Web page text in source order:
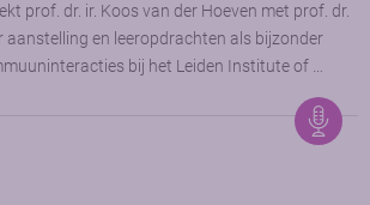
prof. dr. ir. Koos van der Hoeven met prof. dr.
aanstelling en leeropdrachten als bijzonder
bij het Leiden Institute of …